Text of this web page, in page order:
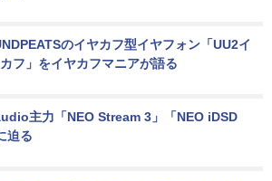
のイヤカフ型イヤフォン「UU2イ
フ」をイヤカフマニアが語る
主力「NEO Stream 3」「NEO iDSD
迫る